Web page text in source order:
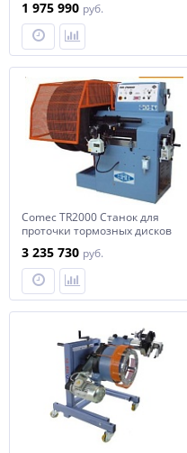
1 975 990 руб.
Comec TR2000 Станок для
проточки тормозных дисков
3 235 730 руб.